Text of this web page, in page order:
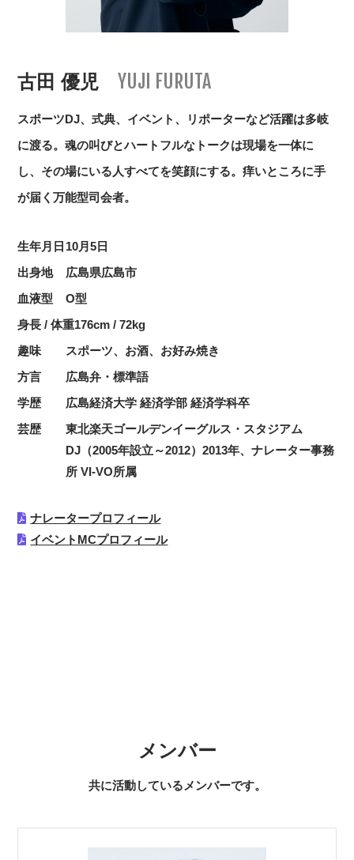
古田 優児YUJI FURUTA
スポーツDJ、式典、イベント、リポーターなど活躍は多岐
に渡る。魂の叫びとハートフルなトークは現場を一体に
し、その場にいる人すべてを笑顔にする。痒いところに手
が届く万能型司会者。
生年月日 10月5日
出身地
広島県広島市
血液型
O型
身長 / 体重176cm / 72kg
趣味
スポーツ、お酒、お好み焼き
方言
広島弁・標準語
学歴
広島経済大学 経済学部 経済学科卒
芸歴
東北楽天ゴールデンイーグルス・スタジアム
DJ（2005年設立～2012）2013年、ナレーター事務
所 VI-VO所属
ナレータープロフィール
イベントMCプロフィール
メンバー
共に活動しているメンバーです。